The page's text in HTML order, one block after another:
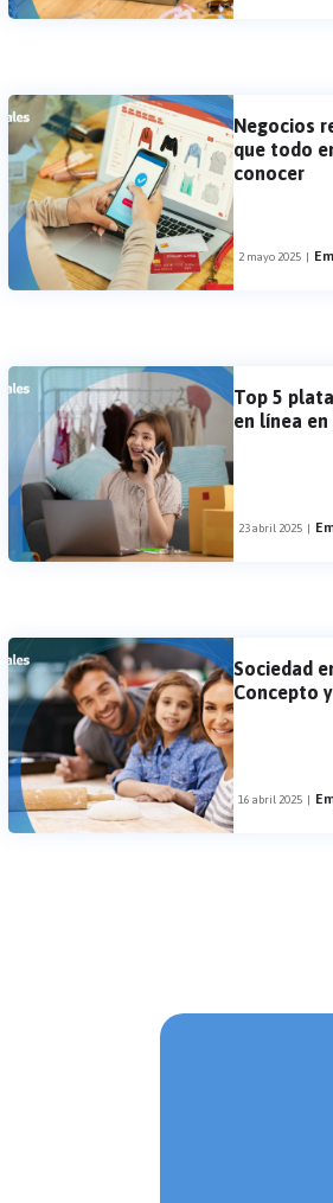
Negocios
que todo
conocer
2 mayo 2025 |
Top 5
en línea en
23 abril 2025 |
Sociedad
Concepto
16 abril 2025 |